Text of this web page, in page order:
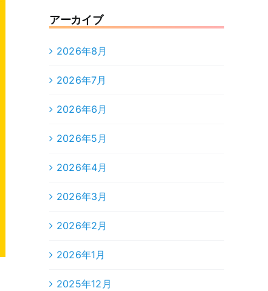
アーカイブ
2026年8月
2026年7月
2026年6月
2026年5月
2026年4月
2026年3月
2026年2月
2026年1月
2025年12月